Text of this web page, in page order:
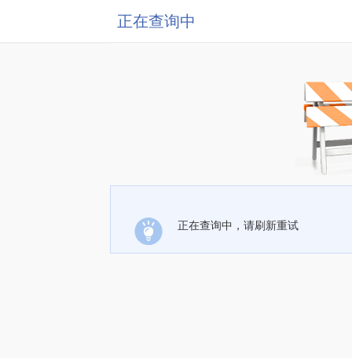
正在查询中
正在查询中，请刷新重试